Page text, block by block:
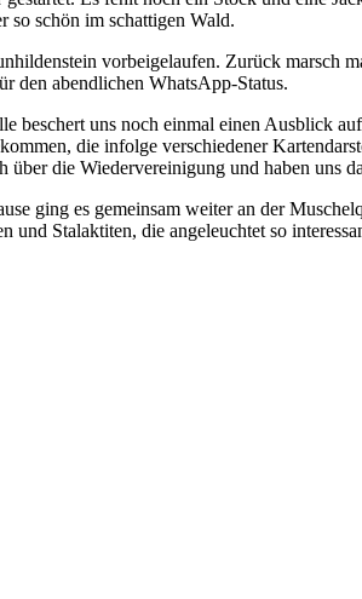
so schön im schattigen Wald.
vorbeigelaufen. Zurück marsch
den abendlichen WhatsApp-Status.
beschert uns noch einmal einen Ausblick
die infolge verschiedener
über die Wiedervereinigung und haben uns
ging es gemeinsam weiter an der
und Stalaktiten, die angeleuchtet so